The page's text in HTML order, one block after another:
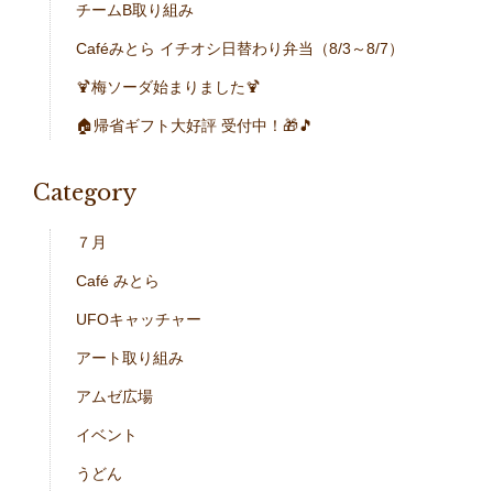
チームB取り組み
Caféみとら イチオシ日替わり弁当（8/3～8/7）
🍹梅ソーダ始まりました🍹
🏠帰省ギフト大好評 受付中！🎁🎵
Category
７月
Café みとら
UFOキャッチャー
アート取り組み
アムゼ広場
イベント
うどん